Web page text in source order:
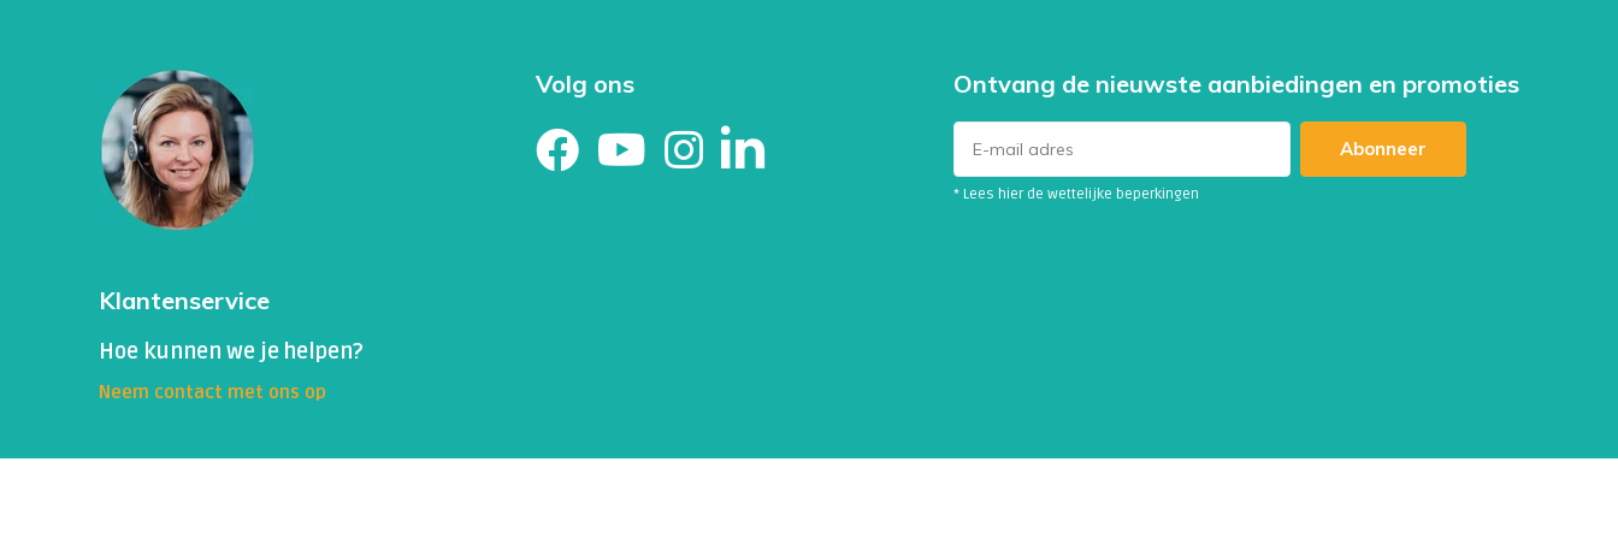
Klantenservice
Hoe kunnen we je helpen?
Neem contact met ons op
Volg ons Ontvang de nieuwste aanbiedingen en promoties
Abonneer
* Lees hier de wettelijke beperkingen